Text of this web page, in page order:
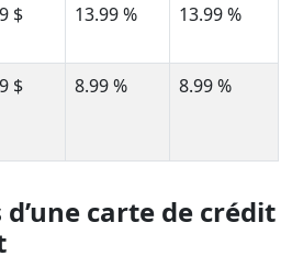
$ 13.99 % 13.99 %
$ 8.99 % 8.99 %
carte de crédit